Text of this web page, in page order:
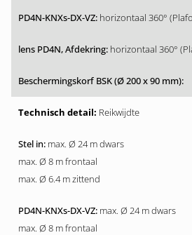
horizontaal 360°
horizontaal 360°
Reikwijdte
max. Ø 24 m dwars
max. Ø 8 m frontaal
max. Ø 6.4 m zittend
max. Ø 24 m dwars
max. Ø 8 m frontaal